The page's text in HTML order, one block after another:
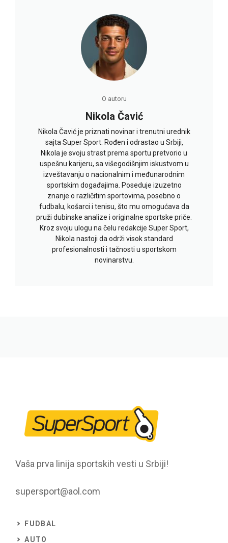
O autoru
Nikola Čavić
Nikola Čavić je priznati novinar i trenutni urednik
sajta Super Sport. Rođen i odrastao u Srbiji,
Nikola je svoju strast prema sportu pretvorio u
uspešnu karijeru, sa višegodišnjim iskustvom u
izveštavanju o nacionalnim i međunarodnim
sportskim događajima. Poseduje izuzetno
znanje o različitim sportovima, posebno o
fudbalu, košarci i tenisu, što mu omogućava da
pruži dubinske analize i originalne sportske priče.
Kroz svoju ulogu na čelu redakcije Super Sport,
Nikola nastoji da održi visok standard
profesionalnosti i tačnosti u sportskom
novinarstvu.
Vaša prva linija sportskih vesti u Srbiji!
supersport@aol.com
FUDBAL
AUTO